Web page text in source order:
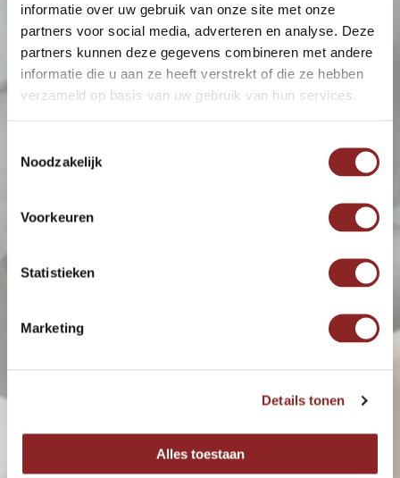
informatie over uw gebruik van onze site met onze
partners voor social media, adverteren en analyse. Deze
partners kunnen deze gegevens combineren met andere
informatie die u aan ze heeft verstrekt of die ze hebben
verzameld op basis van uw gebruik van hun services.
Noodzakelijk
Voorkeuren
Statistieken
Marketing
Details tonen
Alles toestaan